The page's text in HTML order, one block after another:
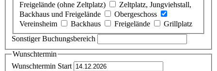
Freigelände (ohne Zeltplatz)
Zeltplatz, Jungviehstall,
Backhaus und Freigelände
Obergeschoss
Vereinsheim
Backhaus Freigelände
Grillplatz
Sonstiger Buchungsbereich
Wunschtermin
Wunschtermin Start